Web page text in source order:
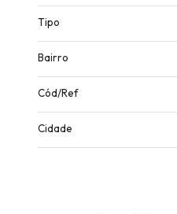
Tipo
Bairro
Cód/Ref
Cidade